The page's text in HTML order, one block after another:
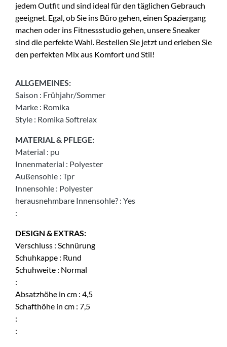
jedem Outfit und sind ideal für den täglichen Gebrauch
geeignet. Egal, ob Sie ins Büro gehen, einen Spaziergang
machen oder ins Fitnessstudio gehen, unsere Sneaker
sind die perfekte Wahl. Bestellen Sie jetzt und erleben Sie
den perfekten Mix aus Komfort und Stil!
ALLGEMEINES:
Saison : Frühjahr/Sommer
Marke : Romika
Style : Romika Softrelax
MATERIAL & PFLEGE:
Material : pu
Innenmaterial : Polyester
Außensohle : Tpr
Innensohle : Polyester
herausnehmbare Innensohle? : Yes
:
DESIGN & EXTRAS:
Verschluss : Schnürung
Schuhkappe : Rund
Schuhweite : Normal
:
Absatzhöhe in cm : 4,5
Schafthöhe in cm : 7,5
:
: